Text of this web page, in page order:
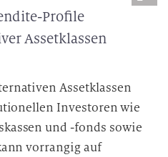
Profile
Assetklassen
Assetklassen
Investoren wie
und -fonds sowie
vorrangig auf